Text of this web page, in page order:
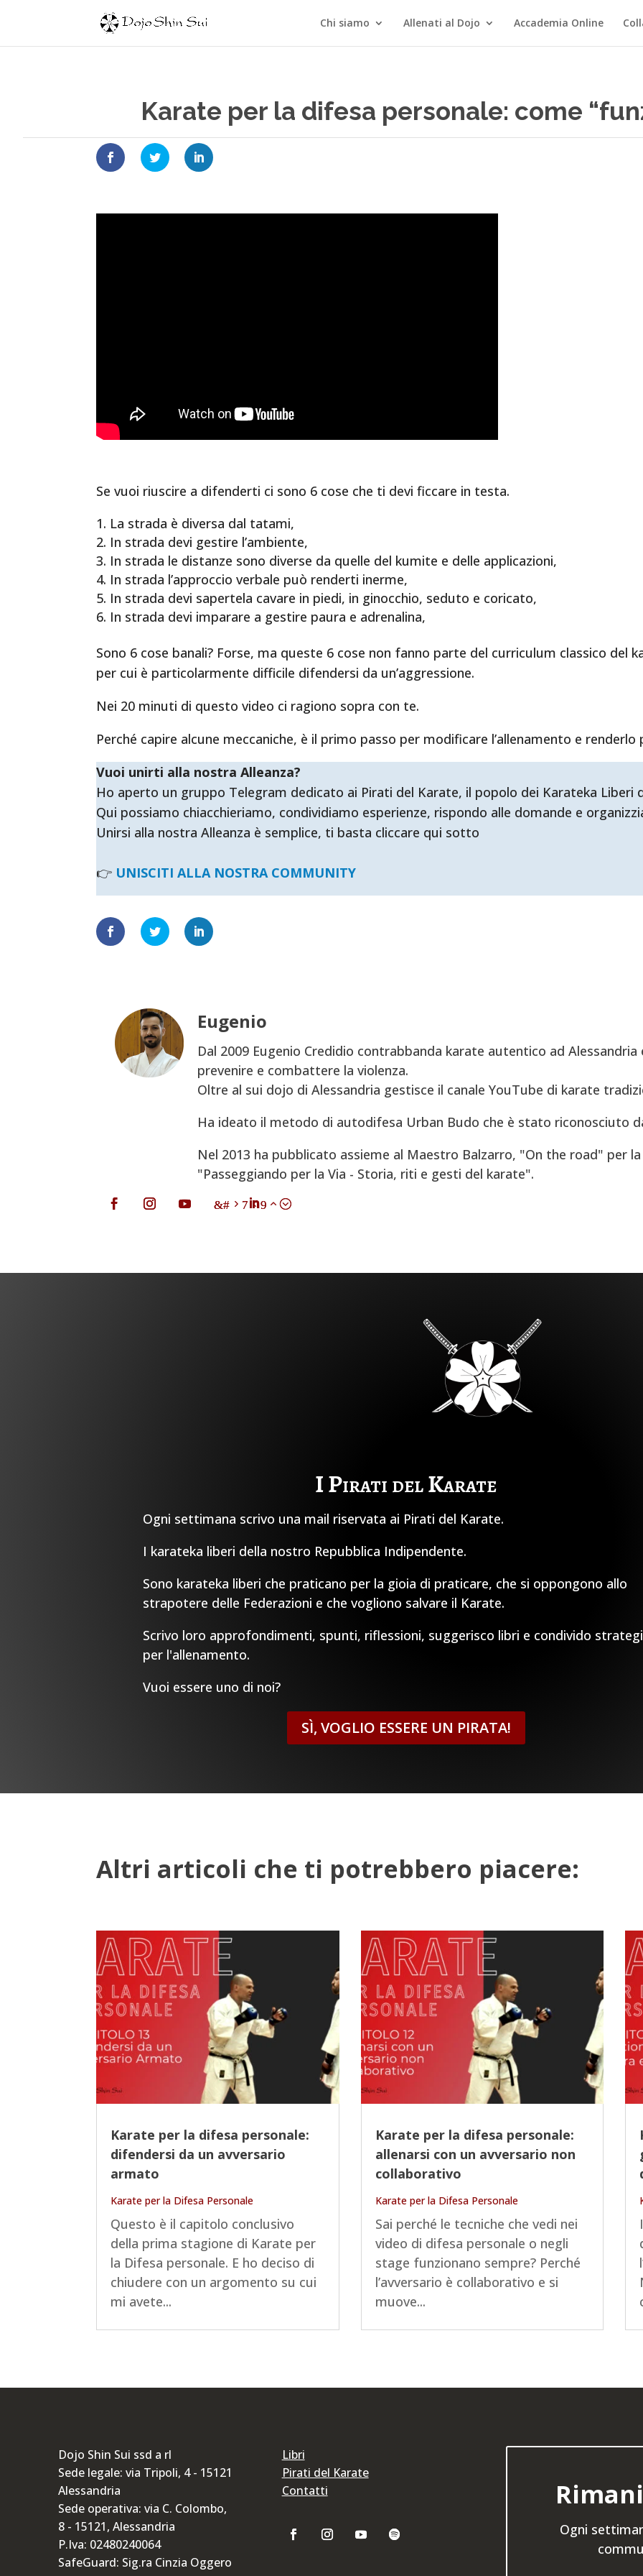
Chi siamo Allenati al Dojo Accademia Online
Karate per la difesa personale: come
Se vuoi riuscire a difenderti ci sono 6 cose che ti devi ficcare in testa.
La strada è diversa dal tatami,
In strada devi gestire l’ambiente,
In strada le distanze sono diverse da quelle del kumite e delle applicazioni,
In strada l’approccio verbale può renderti inerme,
In strada devi sapertela cavare in piedi, in ginocchio, seduto e coricato,
In strada devi imparare a gestire paura e adrenalina,
Sono 6 cose banali? Forse, ma queste 6 cose non fanno parte del curriculum classico del
per cui è particolarmente difficile difendersi da un’aggressione.
Nei 20 minuti di questo video ci ragiono sopra con te.
Perché capire alcune meccaniche, è il primo passo per modificare l’allenamento e
Vuoi unirti alla nostra Alleanza?
Ho aperto un gruppo Telegram dedicato ai Pirati del Karate, il popolo dei Karateka Liberi
Qui possiamo chiacchieriamo, condividiamo esperienze, rispondo alle domande e
Unirsi alla nostra Alleanza è semplice, ti basta cliccare qui sotto
👉 UNISCITI ALLA NOSTRA COMMUNITY
Eugenio
Dal 2009 Eugenio Credidio contrabbanda karate autentico ad
prevenire e combattere la violenza.
Oltre al sui dojo di Alessandria gestisce il canale YouTube di karate
Ha ideato il metodo di autodifesa Urban Budo che è stato riconosciuto
Nel 2013 ha pubblicato assieme al Maestro Balzarro, "On the road" per
"Passeggiando per la Via - Storia, riti e gesti del karate".
I Pirati del Karate
Ogni settimana scrivo una mail riservata ai Pirati del Karate.
I karateka liberi della nostro Repubblica Indipendente.
Sono karateka liberi che praticano per la gioia di praticare, che si oppongono allo
strapotere delle Federazioni e che vogliono salvare il Karate.
Scrivo loro approfondimenti, spunti, riflessioni, suggerisco libri e condivido
per l'allenamento.
Vuoi essere uno di noi?
SÌ, VOGLIO ESSERE UN PIRATA!
Altri articoli che ti potrebbero piacere:
Karate per la difesa personale:
difendersi da un avversario
armato
Karate per la Difesa Personale
Questo è il capitolo conclusivo
della prima stagione di Karate per
la Difesa personale. E ho deciso di
chiudere con un argomento su cui
mi avete...
Karate per la difesa personale:
allenarsi con un avversario non
collaborativo
Karate per la Difesa Personale
Sai perché le tecniche che vedi nei
video di difesa personale o negli
stage funzionano sempre? Perché
l’avversario è collaborativo e si
muove...
Dojo Shin Sui ssd a rl
Sede legale: via Tripoli, 4 - 15121
Alessandria
Sede operativa: via C. Colombo,
8 - 15121, Alessandria
P.Iva: 02480240064
SafeGuard: Sig.ra Cinzia Oggero
Libri
Pirati del Karate
Contatti
Ogni